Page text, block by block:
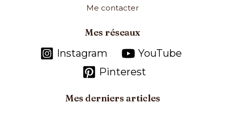
Me contacter
Mes réseaux
Instagram
YouTube
Pinterest
Mes derniers articles